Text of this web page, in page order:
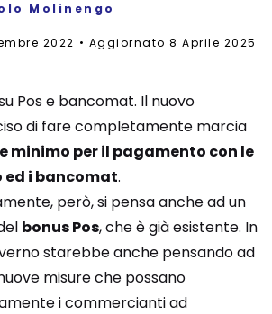
Molinengo
2022
Aggiornato 8 Aprile 2025
Pos e bancomat. Il nuovo
di fare completamente marcia
minimo per il pagamento con le
i bancomat.
però, si pensa anche ad un
bonus Pos, che è già esistente. In
starebbe anche pensando ad
misure che possano
i commercianti ad